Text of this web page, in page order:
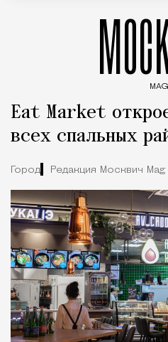
MAG
Eat Market
всех спальных
Город Редакция Москвич Mag